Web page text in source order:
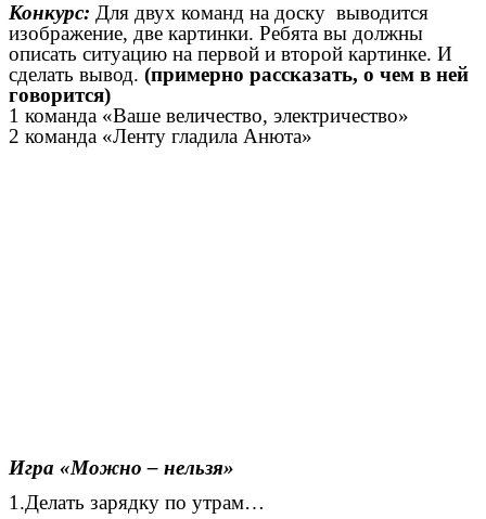
Конкурс: Для двух команд на доску выводится
изображение, две картинки. Ребята вы должны
описать ситуацию на первой и второй картинке. И
сделать вывод. (примерно рассказать, о чем в ней
говорится)
1 команда «Ваше величество, электричество»
2 команда «Ленту гладила Анюта»
Игра «Можно – нельзя»
1.Делать зарядку по утрам…